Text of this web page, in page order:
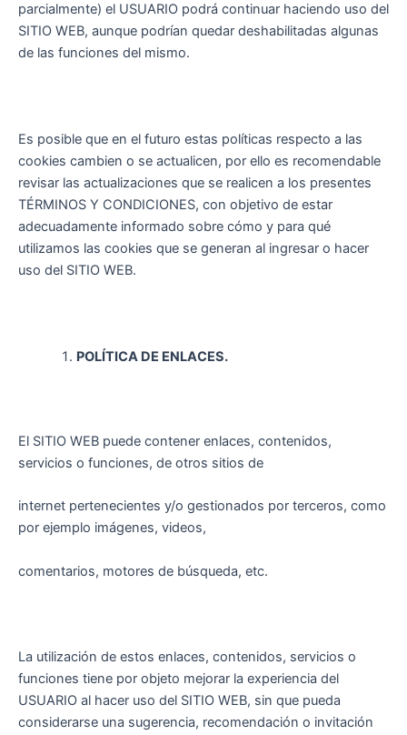
parcialmente) el USUARIO podrá continuar haciendo uso del
SITIO WEB, aunque podrían quedar deshabilitadas algunas
de las funciones del mismo.
Es posible que en el futuro estas políticas respecto a las
cookies cambien o se actualicen, por ello es recomendable
revisar las actualizaciones que se realicen a los presentes
TÉRMINOS Y CONDICIONES, con objetivo de estar
adecuadamente informado sobre cómo y para qué
utilizamos las cookies que se generan al ingresar o hacer
uso del SITIO WEB.
POLÍTICA DE ENLACES.
El SITIO WEB puede contener enlaces, contenidos,
servicios o funciones, de otros sitios de
internet pertenecientes y/o gestionados por terceros, como
por ejemplo imágenes, videos,
comentarios, motores de búsqueda, etc.
La utilización de estos enlaces, contenidos, servicios o
funciones tiene por objeto mejorar la experiencia del
USUARIO al hacer uso del SITIO WEB, sin que pueda
considerarse una sugerencia, recomendación o invitación